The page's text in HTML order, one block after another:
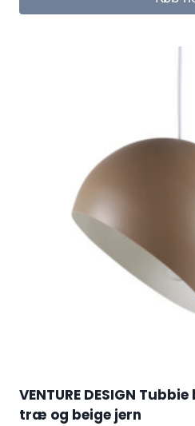
VENTURE DESIGN
træ og beige jern